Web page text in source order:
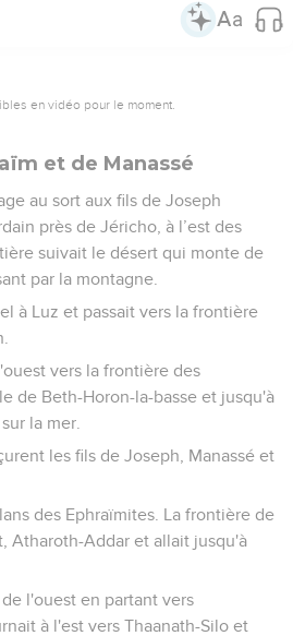
en vidéo pour le moment.
et de Manassé
au sort aux fils de Joseph
près de Jéricho, à l’est des
suivait le désert qui monte de
par la montagne.
à Luz et passait vers la frontière
vers la frontière des
de Beth-Horon-la-basse et jusqu'à
la mer.
les fils de Joseph, Manassé et
des Ephraïmites. La frontière de
Atharoth-Addar et allait jusqu'à
l'ouest en partant vers
à l'est vers Thaanath-Silo et